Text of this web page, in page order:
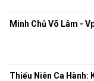
Minh Chủ Võ Lâm -
Thiếu Niên Ca Hành: